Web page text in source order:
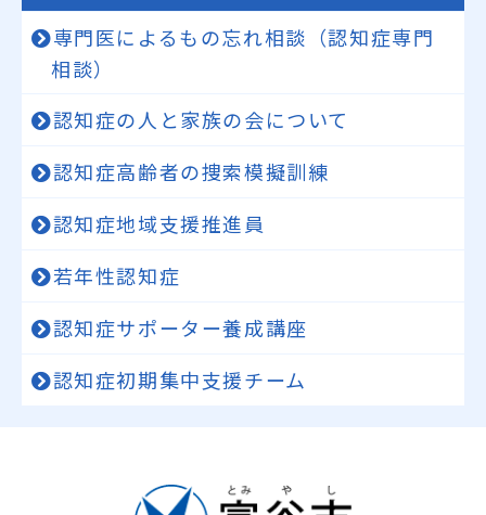
専門医によるもの忘れ相談（認知症専門
相談）
認知症の人と家族の会について
認知症高齢者の捜索模擬訓練
認知症地域支援推進員
若年性認知症
認知症サポーター養成講座
認知症初期集中支援チーム